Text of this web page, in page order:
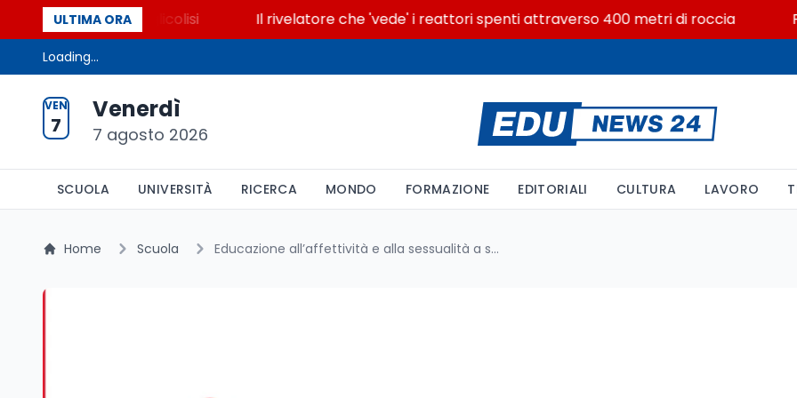
ULTIMA ORA
accende la glicolisi Il rivelatore che 'vede' i reattori spenti attraverso 400 metri di roccia
Loading...
VEN
7
Venerdì
7 agosto 2026
SCUOLA UNIVERSITÀ RICERCA MONDO FORMAZIONE EDITORIALI CULTURA LAVORO
Home Scuola Educazione all’affettività e alla sessualità a scuola: un’urgenza sottolineata da Save the Children